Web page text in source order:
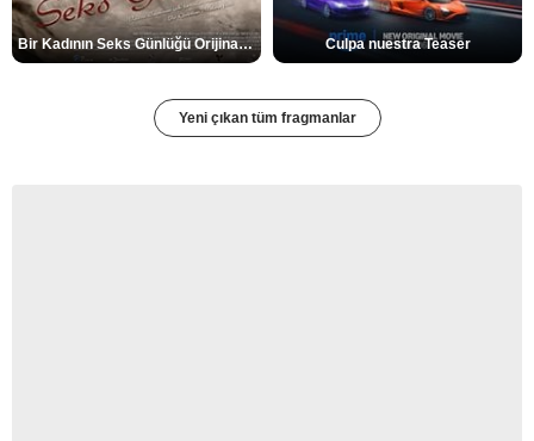
Bir Kadının Seks Günlüğü Orijinal Fragman Culpa nuestra Teaser
Yeni çıkan tüm fragmanlar